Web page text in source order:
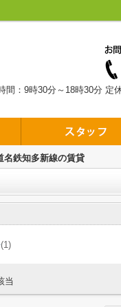
間：9時30分～18時30分 定
名鉄知多新線の賃貸
(1)
当